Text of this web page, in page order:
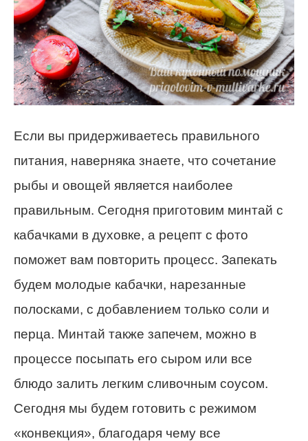
Если вы придерживаетесь правильного
питания, наверняка знаете, что сочетание
рыбы и овощей является наиболее
правильным. Сегодня приготовим минтай с
кабачками в духовке, а рецепт с фото
поможет вам повторить процесс. Запекать
будем молодые кабачки, нарезанные
полосками, с добавлением только соли и
перца. Минтай также запечем, можно в
процессе посыпать его сыром или все
блюдо залить легким сливочным соусом.
Сегодня мы будем готовить с режимом
«конвекция», благодаря чему все